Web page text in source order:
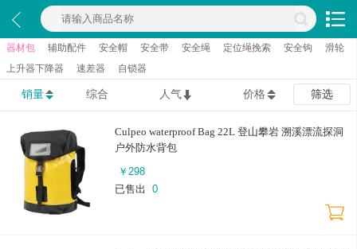
器材包 辅助配件 安全帽 安全带 安全绳 定位绳挽索 安全钩
滑轮
上升器下降器
速差器 自锁器
销量 综合 人气 价格 筛选
Culpeo waterproof Bag 22L 登山攀岩 溯溪漂流探洞
户外防水背包
￥ 298
已售出
0